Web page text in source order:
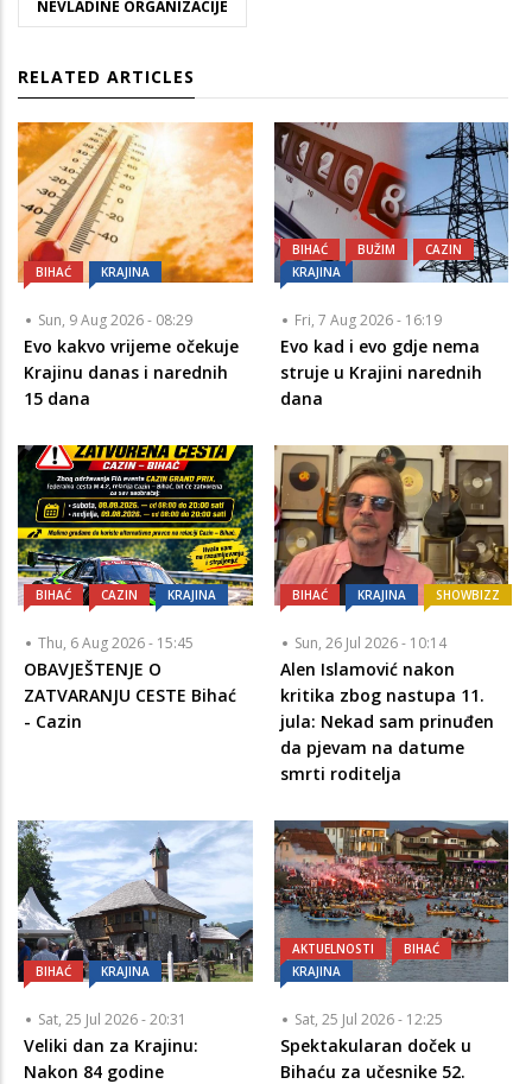
NEVLADINE ORGANIZACIJE
RELATED ARTICLES
BIHAĆ KRAJINA
Sun, 9 Aug 2026 - 08:29
Evo kakvo vrijeme očekuje
Krajinu danas i narednih
15 dana
BIHAĆ BUŽIM
CAZIN
KRAJINA
Fri, 7 Aug 2026 - 16:19
Evo kad i evo gdje nema
struje u Krajini narednih
dana
BIHAĆ CAZIN KRAJINA
Thu, 6 Aug 2026 - 15:45
OBAVJEŠTENJE O
ZATVARANJU CESTE Bihać
- Cazin
BIHAĆ KRAJINA SHOWBIZZ
Sun, 26 Jul 2026 - 10:14
Alen Islamović nakon
kritika zbog nastupa 11.
jula: Nekad sam prinuđen
da pjevam na datume
smrti roditelja
BIHAĆ KRAJINA
Sat, 25 Jul 2026 - 20:31
Veliki dan za Krajinu:
Nakon 84 godine
AKTUELNOSTI
BIHAĆ
KRAJINA
Sat, 25 Jul 2026 - 12:25
Spektakularan doček u
Bihaću za učesnike 52.